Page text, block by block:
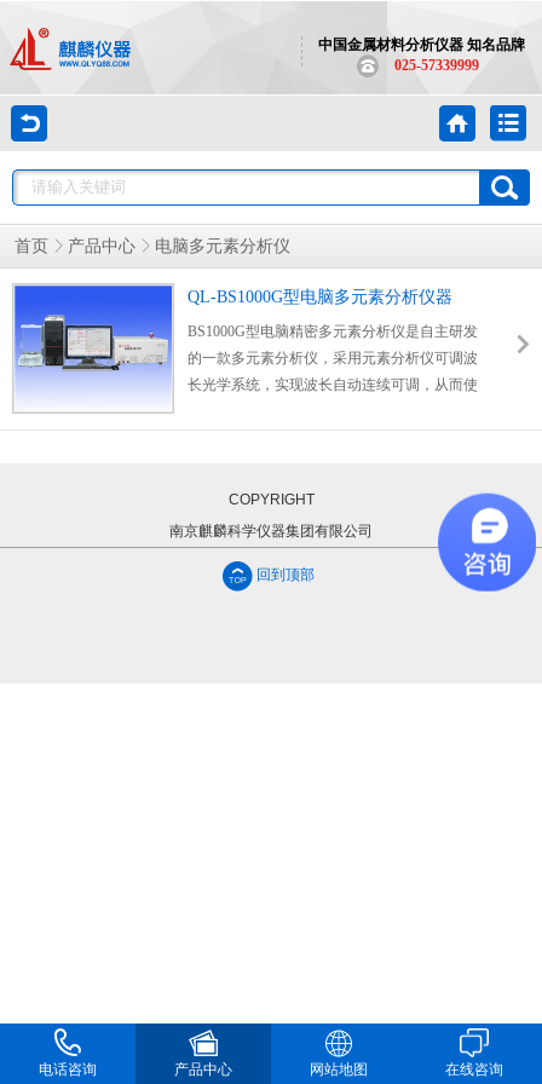
中国金属材料分析仪器 知名品牌
025-57339999
首页 产品中心 电脑多元素分析仪
QL-BS1000G型电脑多元素分析仪器
BS1000G型电脑精密多元素分析仪是自主研发
的一款多元素分析仪，采用元素分析仪可调波
长光学系统，实现波长自动连续可调，从而使
COPYRIGHT
南京麒麟科学仪器集团有限公司
电话咨询 产品中心 网站地图 在线咨询
回到顶部